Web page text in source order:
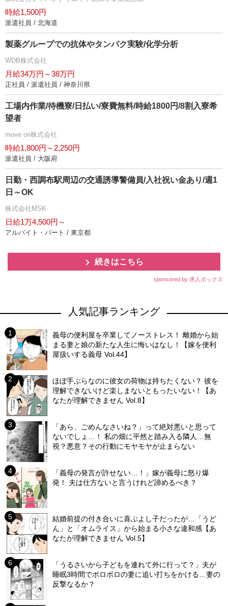
時給1,500円
派遣社員 / 北海道
製薬グループでの抗体やタンパク実験/化学分析
WDB株式会社
月給34万円～38万円
正社員 / 派遣社員 / 神奈川県
工場内作業/待機寮/日払い/寮費無料/時給1800円/8割入寮希
望者
move on株式会社
時給1,800円～2,250円
派遣社員 / 大阪府
日勤・西調布駅周辺の交通誘導警備員/入社祝い金あり/週1
日～OK
株式会社MSK
日給1万4,500円～
アルバイト・パート / 東京都
続きはこちら
sponsored by 求人ボックス
人気記事ランキング
義母の便利屋を卒業してノーストレス！ 離婚から始
まる妻と娘の新たな人生に悔いはなし！【嫁を便利
屋扱いする義母 Vol.44】
ほぼ手ぶらなのに彼女の荷物は持ちたくない？ 彼を
理解できないけど楽しまないともったいない！【あ
なたが理解できません Vol.8】
「あら、ごめんなさいね？」って絶対悪いと思って
ないでしょ…！ 私の畑に平然と踏み入る隣人…無
視？悪意？その行動にモヤモヤが止まらない
「義母の発言が許せない…！」嫁が義母に怒り爆
発！ 夫は仕方ないと言うけれど諦めるべき？
結婚前提の付き合いに喜ぶよし子だったが…「うど
ん」と「オムライス」から始まる小さな違和感【あ
なたが理解できません Vol.5】
「うるさいから子どもを連れて外に行って？」夫が
睡眠3時間でボロボロの妻に追い打ちをかける…妻の
反撃なるか？